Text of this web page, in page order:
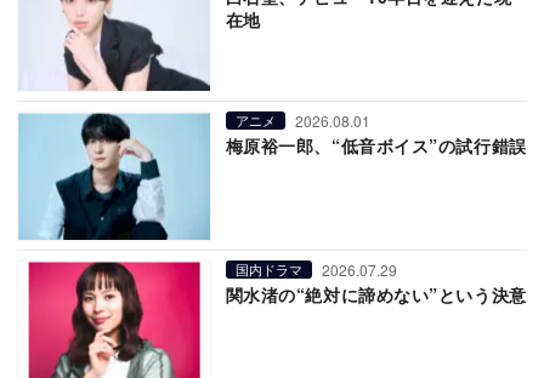
在地
アニメ 2026.08.01
梅原裕一郎、“低音ボイス”の試行錯誤
国内ドラマ 2026.07.29
関水渚の“絶対に諦めない”という決意